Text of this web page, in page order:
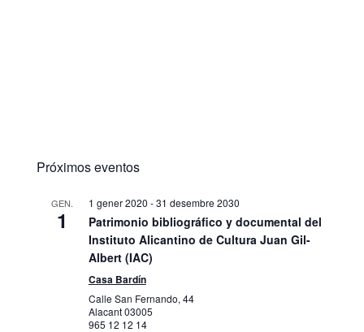
Próximos eventos
GEN.
1
1 gener 2020 -31 desembre 2030
Patrimonio bibliográfico y documental del
Instituto Alicantino de Cultura Juan Gil-
Albert (IAC)
Casa Bardín
Calle San Fernando, 44
Alacant03005
965 12 12 14